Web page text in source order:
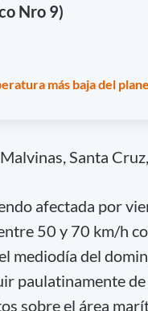
Nro 9)
más baja del
Santa
afectada por
50 y 70 km/h
mediodía del
paulatinamente de
sobre el área